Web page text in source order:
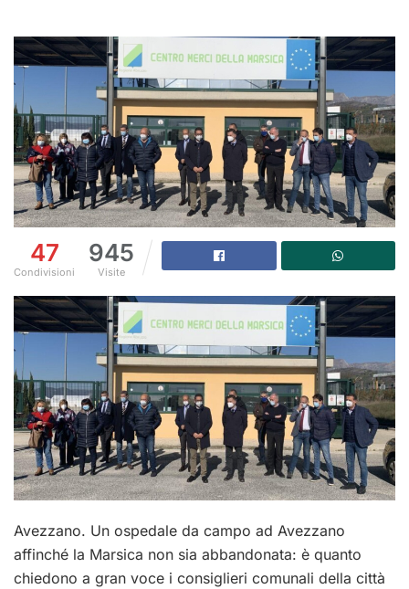
47
Condivisioni
945
Visite
Avezzano. Un ospedale da campo ad Avezzano
affinché la Marsica non sia abbandonata: è quanto
chiedono a gran voce i consiglieri comunali della città